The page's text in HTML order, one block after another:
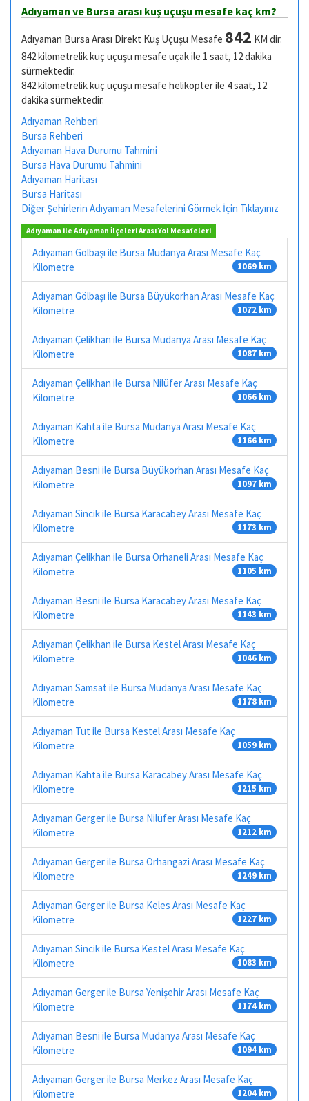
Adıyaman ve Bursa arası kuş uçuşu mesafe kaç km?
Adıyaman Bursa Arası Direkt Kuş Uçuşu Mesafe 842 KM dir.
842 kilometrelik kuç uçuşu mesafe uçak ile 1 saat, 12 dakika
sürmektedir.
842 kilometrelik kuç uçuşu mesafe helikopter ile 4 saat, 12
dakika sürmektedir.
Adıyaman Rehberi
Bursa Rehberi
Adıyaman Hava Durumu Tahmini
Bursa Hava Durumu Tahmini
Adıyaman Haritası
Bursa Haritası
Diğer Şehirlerin Adıyaman Mesafelerini Görmek İçin Tıklayınız
Adıyaman ile Adıyaman İlçeleri Arası Yol Mesafeleri
Adıyaman Gölbaşı ile Bursa Mudanya Arası Mesafe Kaç
Kilometre
1069 km
Adıyaman Gölbaşı ile Bursa Büyükorhan Arası Mesafe Kaç
Kilometre
1072 km
Adıyaman Çelikhan ile Bursa Mudanya Arası Mesafe Kaç
Kilometre
1087 km
Adıyaman Çelikhan ile Bursa Nilüfer Arası Mesafe Kaç
Kilometre
1066 km
Adıyaman Kahta ile Bursa Mudanya Arası Mesafe Kaç
Kilometre
1166 km
Adıyaman Besni ile Bursa Büyükorhan Arası Mesafe Kaç
Kilometre
1097 km
Adıyaman Sincik ile Bursa Karacabey Arası Mesafe Kaç
Kilometre
1173 km
Adıyaman Çelikhan ile Bursa Orhaneli Arası Mesafe Kaç
Kilometre
1105 km
Adıyaman Besni ile Bursa Karacabey Arası Mesafe Kaç
Kilometre
1143 km
Adıyaman Çelikhan ile Bursa Kestel Arası Mesafe Kaç
Kilometre
1046 km
Adıyaman Samsat ile Bursa Mudanya Arası Mesafe Kaç
Kilometre
1178 km
Adıyaman Tut ile Bursa Kestel Arası Mesafe Kaç
Kilometre
1059 km
Adıyaman Kahta ile Bursa Karacabey Arası Mesafe Kaç
Kilometre
1215 km
Adıyaman Gerger ile Bursa Nilüfer Arası Mesafe Kaç
Kilometre
1212 km
Adıyaman Gerger ile Bursa Orhangazi Arası Mesafe Kaç
Kilometre
1249 km
Adıyaman Gerger ile Bursa Keles Arası Mesafe Kaç
Kilometre
1227 km
Adıyaman Sincik ile Bursa Kestel Arası Mesafe Kaç
Kilometre
1083 km
Adıyaman Gerger ile Bursa Yenişehir Arası Mesafe Kaç
Kilometre
1174 km
Adıyaman Besni ile Bursa Mudanya Arası Mesafe Kaç
Kilometre
1094 km
Adıyaman Gerger ile Bursa Merkez Arası Mesafe Kaç
Kilometre
1204 km